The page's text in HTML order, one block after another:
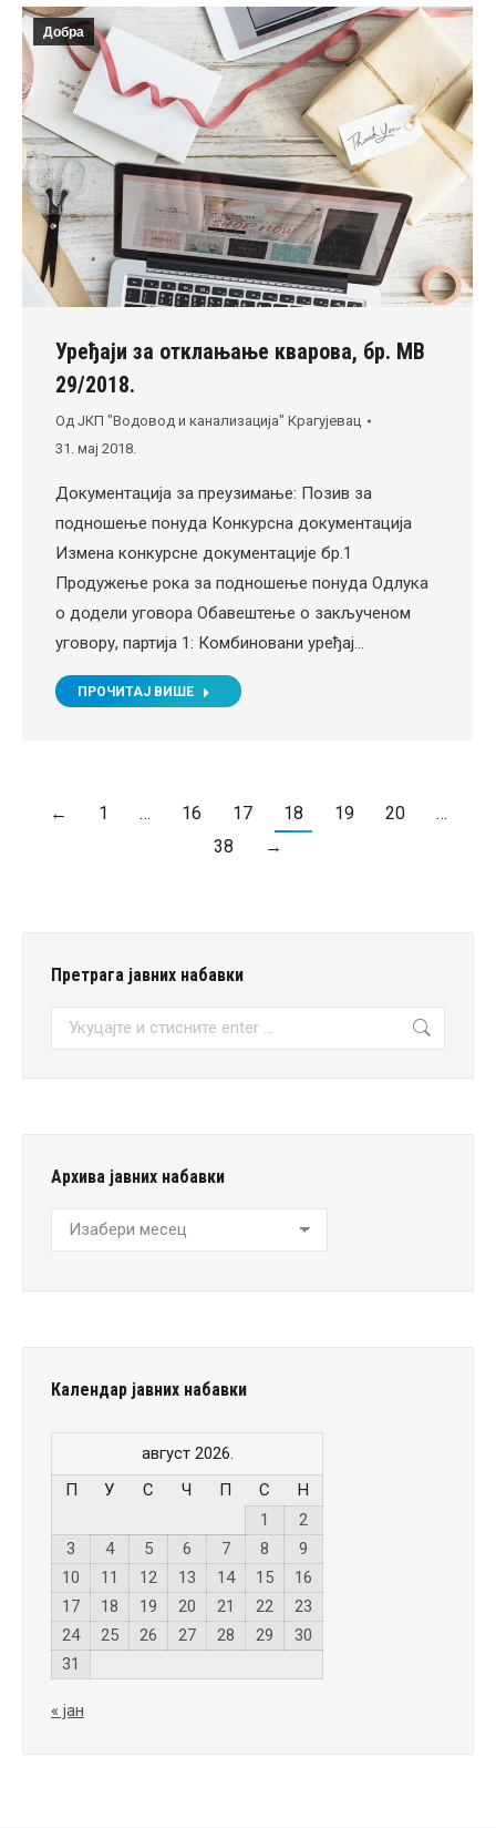
Добра
Уређаји за отклањање кварова, бр. МВ
29/2018.
Од ЈКП "Водовод и канализација" Крагујевац
31. мај 2018.
Документација за преузимање: Позив за
подношење понуда Конкурсна документација
Измена конкурсне документације бр.1
Продужење рока за подношење понуда Одлука
о додели уговора Обавештење о закљученом
уговору, партија 1: Комбиновани уређај…
ПРОЧИТАЈ ВИШЕ
← 1 … 16 17 18 19 20
…
38
→
Претрага јавних набавки
Претрага:
Архива јавних набавки
Архива
јавних
Календар јавних набавки
август 2026.
П
У С Ч П С
Н
1
2
3
4 5 6 7 8
9
10
11 12 13 14 15
16
17
18 19 20 21 22
23
24
25 26 27 28 29
30
31
« јан